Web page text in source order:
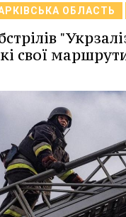
ОБЛАСТЬ
свої